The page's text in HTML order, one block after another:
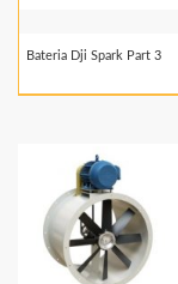
Bateria Dji Spark Part 3